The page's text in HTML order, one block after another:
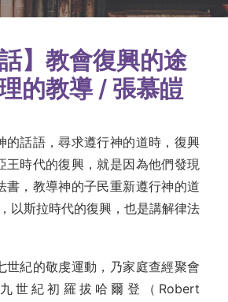
話】教會復興的途
的教導 / 張慕皚
的話語，尋求遵行神的道時，復興
王時代的復興，就是因為他們發現
書，教導神的子民重新遵行神的道
以斯拉時代的復興，也是講解律法
世紀的敬虔運動，乃家庭查經聚會
世紀初羅拔哈爾登（Robert